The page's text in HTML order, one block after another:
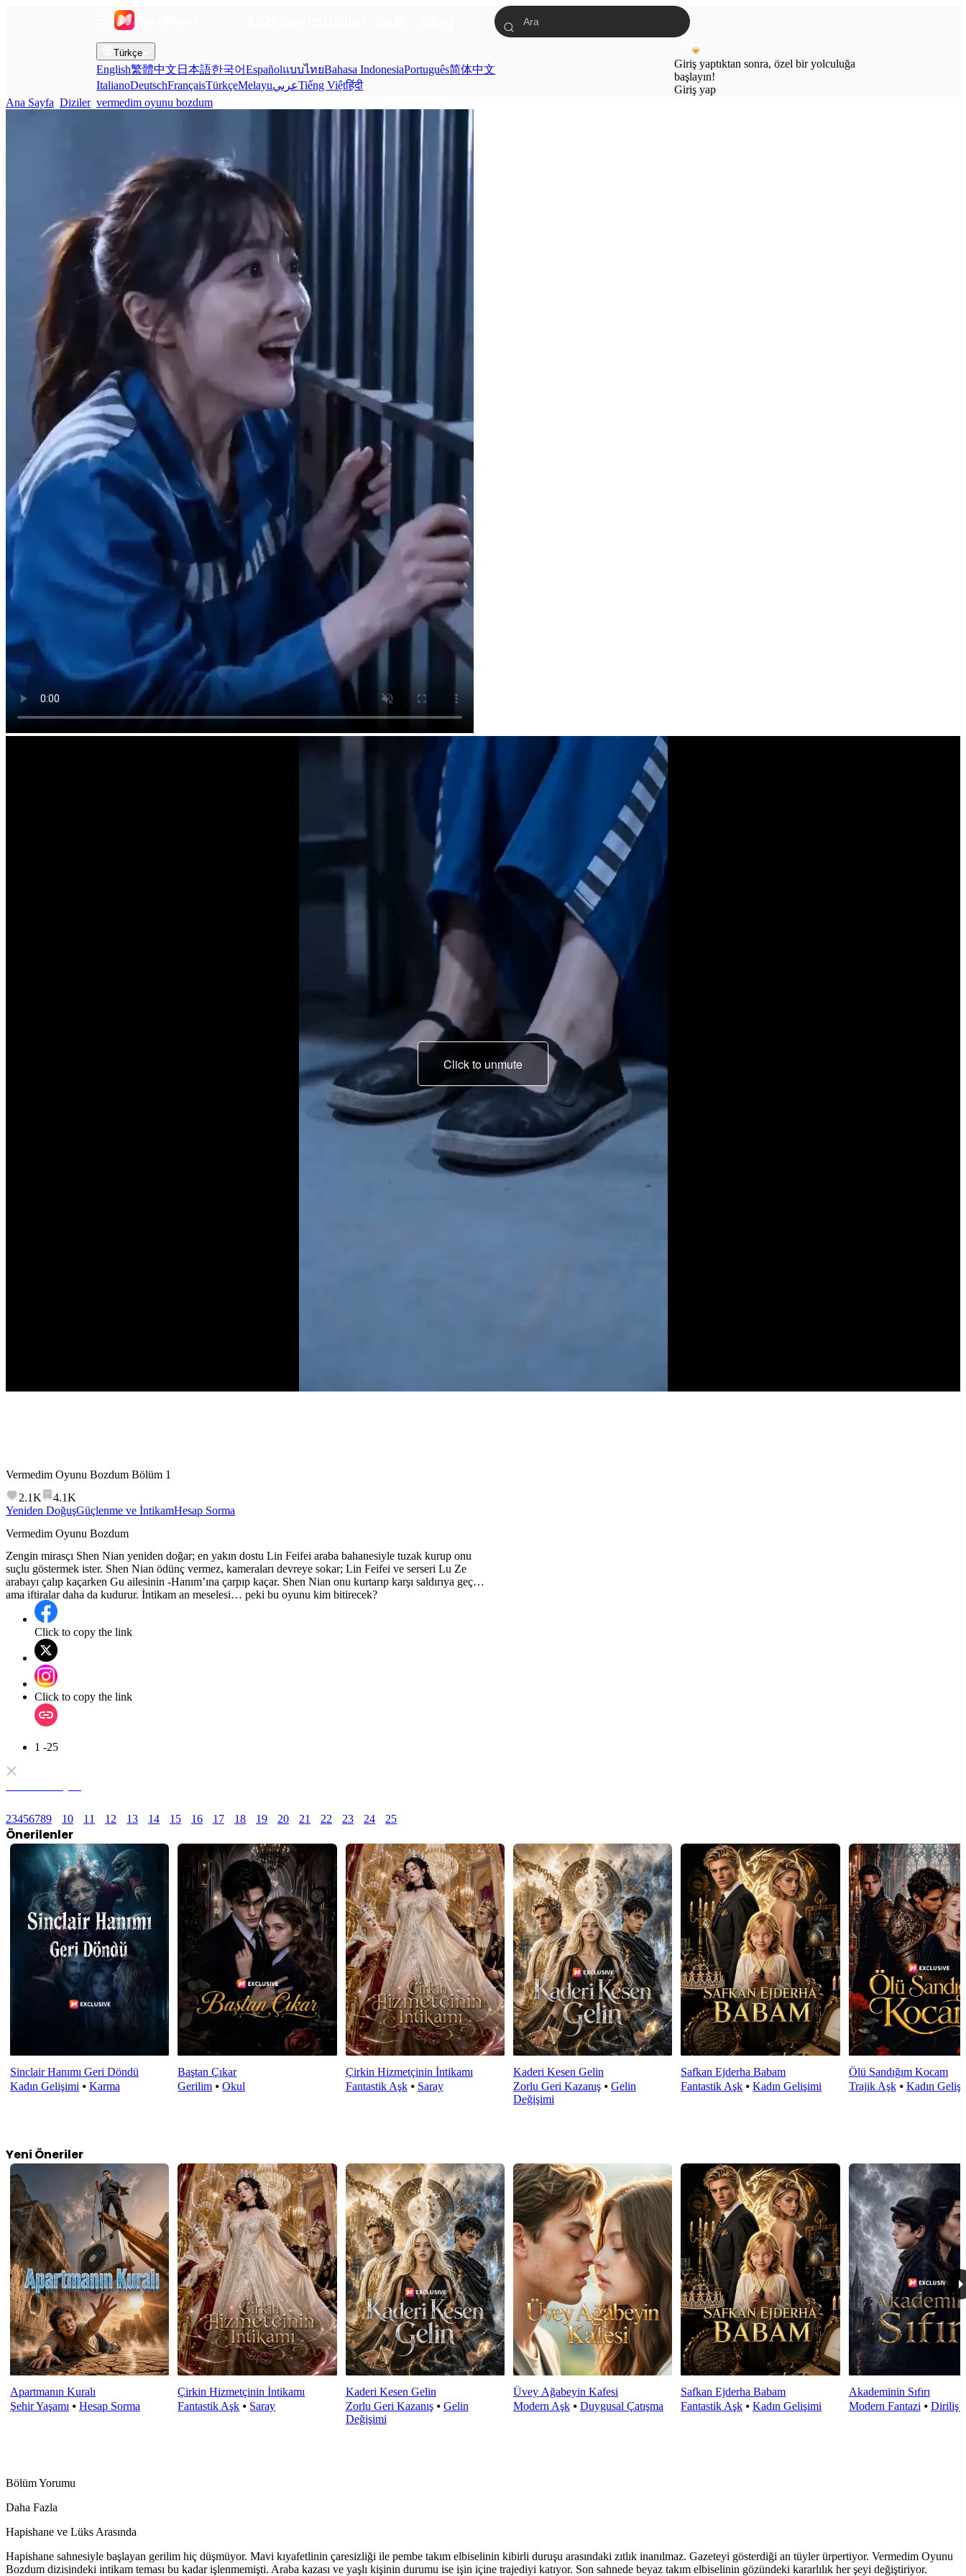
Türkçe
English繁體中文 日本語한국어EspañolแบบไทยBahasa IndonesiaPortuguês简体中文
ItalianoDeutschFrançaisTürkçeMelayuعربيTiếng Việtहिंदी
Giriş yaptıktan sonra, özel bir yolculuğa
başlayın!
Giriş yap
Ana Sayfa Diziler vermedim oyunu bozdum
Click to unmute
Vermedim Oyunu Bozdum Bölüm 1
2.1K
4.1K
Yeniden DoğuşGüçlenme ve İntikamHesap Sorma
Vermedim Oyunu Bozdum
Zengin mirasçı Shen Nian yeniden doğar; en yakın dostu Lin Feifei araba bahanesiyle tuzak kurup onu
suçlu göstermek ister. Shen Nian ödünç vermez, kameraları devreye sokar; Lin Feifei ve serseri Lu Ze
arabayı çalıp kaçarken Gu ailesinin -Hanım’ına çarpıp kaçar. Shen Nian onu kurtarıp karşı saldırıya geçer
ama iftiralar daha da kudurur. İntikam an meselesi… peki bu oyunu kim bitirecek?
Click to copy the link
Click to copy the link
1 -25
23456789 10 11 12 13 14 15 16 17 18 19 20 21 22 23 24 25
Önerilenler
Sinclair Hanımı Geri Döndü
Kadın Gelişimi ⦁ Karma
Baştan Çıkar
Gerilim ⦁Okul
Çirkin Hizmetçinin İntikamı
Fantastik Aşk⦁ Saray
Kaderi Kesen Gelin
Zorlu Geri Kazanış⦁ Gelin
Değişimi
Safkan Ejderha Babam
Fantastik Aşk ⦁Kadın Gelişimi
Ölü Sandığım Kocam
Trajik Aşk⦁ Kadın
Yeni Öneriler
Apartmanın Kuralı
Şehir Yaşamı ⦁ Hesap Sorma
Çirkin Hizmetçinin İntikamı
Fantastik Aşk ⦁ Saray
Kaderi Kesen Gelin
Zorlu Geri Kazanış⦁ Gelin
Değişimi
Üvey Ağabeyin Kafesi
Modern Aşk⦁ Duygusal Çatışma
Safkan Ejderha Babam
Fantastik Aşk ⦁Kadın Gelişimi
Akademinin Sıfırı
Modern Fantazi ⦁ Diriliş
Bölüm Yorumu
Daha Fazla
Hapishane ve Lüks Arasında
Hapishane sahnesiyle başlayan gerilim hiç düşmüyor. Mavi kıyafetlinin çaresizliği ile pembe takım elbiselinin kibirli duruşu arasındaki zıtlık inanılmaz. Gazeteyi gösterdiği an tüyler ürpertiyor. Vermedim Oyunu
Bozdum dizisindeki intikam teması bu kadar işlenmemişti. Araba kazası ve yaşlı kişinin durumu ise işin içine trajediyi katıyor. Son sahnede beyaz takım elbiselinin gözündeki kararlılık her şeyi değiştiriyor.